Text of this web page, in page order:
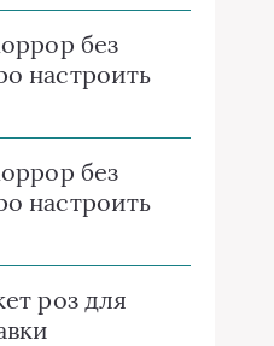
без
настроить
без
настроить
роз для